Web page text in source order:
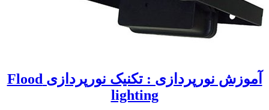
آموزش نورپردازی : تکنیک نورپردازی Flood
lighting